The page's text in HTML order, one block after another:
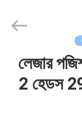
বাড়ি
TECHNOLOGY
LIMITED.
লেজার
2 হেডস